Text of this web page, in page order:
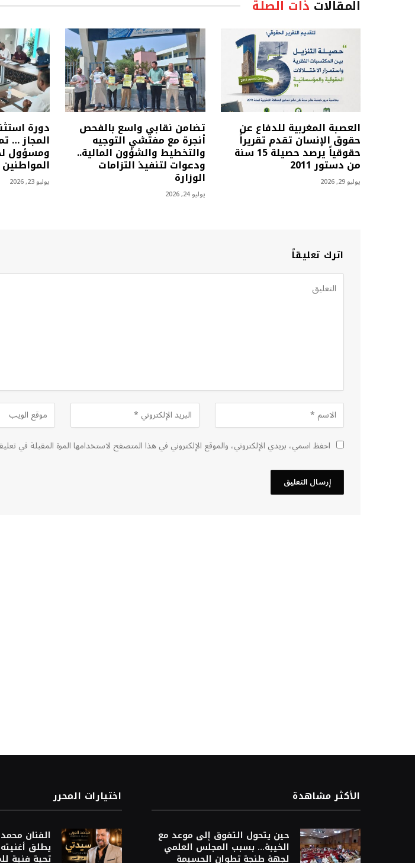
المقالات ذات الصلة
العصبة المغربية للدفاع عن
حقوق الإنسان تقدم تقريراً
حقوقياً يرصد حصيلة 15 سنة
من دستور 2011
يوليو 29, 2026
تضامن نقابي واسع بالفحص
أنجرة مع مفتشي التوجيه
والتخطيط والشؤون المالية..
ودعوات لتنفيذ التزامات
الوزارة
يوليو 24, 2026
دورة
المجاز …
ومسؤول
المواطنين
يوليو 23, 2026
اترك تعليقاً
احفظ اسمي، بريدي الإلكتروني، والموقع الإلكتروني في هذا المتصفح لاستخدامها المرة المقبلة في
الأكثر مشاهدة
حين يتحول التفوق إلى موعد مع
الخيبة… بسبب المجلس العلمي
لجهة طنجة تطوان الحسيمة
اختيارات المحرر
الفنان
يطلق
تحية فنية